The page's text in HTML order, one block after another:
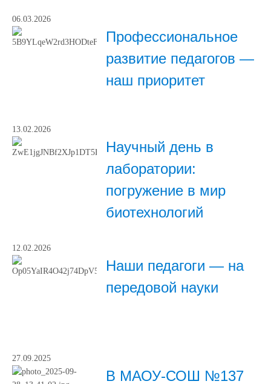
06.03.2026
Профессиональное
развитие педагогов —
наш приоритет
13.02.2026
Научный день в
лаборатории:
погружение в мир
биотехнологий
12.02.2026
Наши педагоги — на
передовой науки
27.09.2025
В МАОУ-СОШ №137